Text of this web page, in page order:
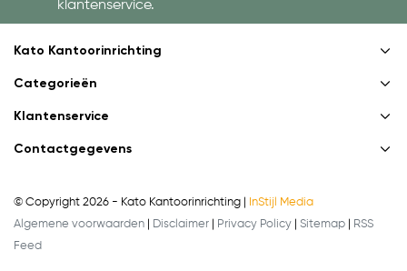
klantenservice.
Kato Kantoorinrichting
Categorieën
Klantenservice
Contactgegevens
© Copyright 2026 - Kato Kantoorinrichting |
InStijl Media
Algemene voorwaarden
Disclaimer Privacy Policy Sitemap
RSS
Feed